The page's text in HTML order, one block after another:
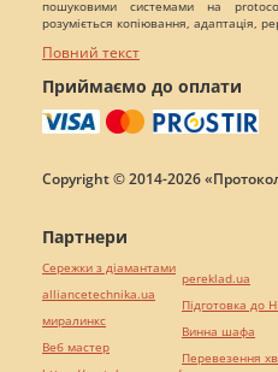
пошуковими системами на
розуміється копіювання, адаптація,
Повний текст
Приймаємо до оплати
Copyright © 2014-2026
Партнери
Сережки з діамантами
alliancetechnika.ua
миралинкс
Веб мастер
pereklad.ua
Підготовка до
Винна шафа
Перевезення